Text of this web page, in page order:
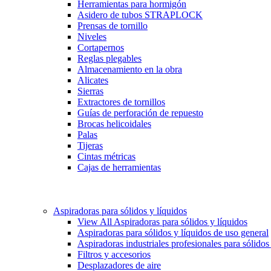
Herramientas para hormigón
Asidero de tubos STRAPLOCK
Prensas de tornillo
Niveles
Cortapernos
Reglas plegables
Almacenamiento en la obra
Alicates
Sierras
Extractores de tornillos
Guías de perforación de repuesto
Brocas helicoidales
Palas
Tijeras
Cintas métricas
Cajas de herramientas
Aspiradoras para sólidos y líquidos
View All Aspiradoras para sólidos y líquidos
Aspiradoras para sólidos y líquidos de uso general
Aspiradoras industriales profesionales para
Filtros y accesorios
Desplazadores de aire